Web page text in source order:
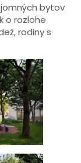
bytov
o rozlohe
rodiny s